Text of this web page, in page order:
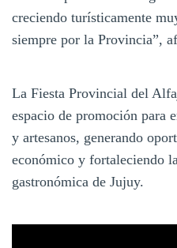
creciendo turísticamente
siempre por la Provincia”,
La Fiesta Provincial del
espacio de promoción para
y artesanos, generando
económico y fortaleciendo
gastronómica de Jujuy.